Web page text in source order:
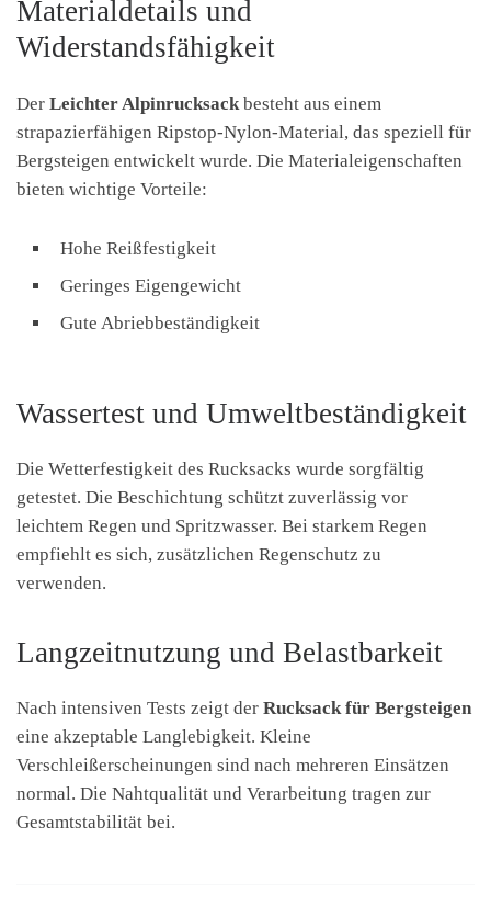
Materialdetails und
Widerstandsfähigkeit
Der Leichter Alpinrucksack besteht aus einem
strapazierfähigen Ripstop-Nylon-Material, das speziell für
Bergsteigen entwickelt wurde. Die Materialeigenschaften
bieten wichtige Vorteile:
Hohe Reißfestigkeit
Geringes Eigengewicht
Gute Abriebbeständigkeit
Wassertest und Umweltbeständigkeit
Die Wetterfestigkeit des Rucksacks wurde sorgfältig
getestet. Die Beschichtung schützt zuverlässig vor
leichtem Regen und Spritzwasser. Bei starkem Regen
empfiehlt es sich, zusätzlichen Regenschutz zu
verwenden.
Langzeitnutzung und Belastbarkeit
Nach intensiven Tests zeigt der Rucksack für Bergsteigen
eine akzeptable Langlebigkeit. Kleine
Verschleißerscheinungen sind nach mehreren Einsätzen
normal. Die Nahtqualität und Verarbeitung tragen zur
Gesamtstabilität bei.